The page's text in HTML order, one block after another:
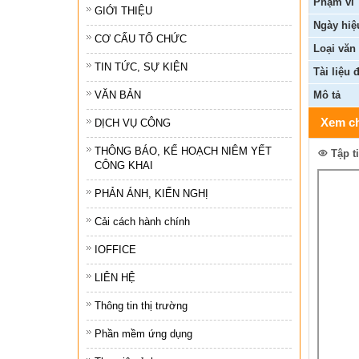
Tổ chức khác
Đảng ủy xã
Ủy ban kiểm tra
Ban xây dựng
Ngày
Loại văn
Tài liệu
Mô tả
Xem
Tập
GIỚI THIỆU
CƠ CẤU TỔ CHỨC
TIN TỨC, SỰ KIỆN
VĂN BẢN
DỊCH VỤ CÔNG
THÔNG BÁO, KẾ HOẠCH NIÊM YẾT
CÔNG KHAI
PHẢN ÁNH, KIẾN NGHỊ
Cải cách hành chính
IOFFICE
LIÊN HỆ
Thông tin thị trường
Phần mềm ứng dụng